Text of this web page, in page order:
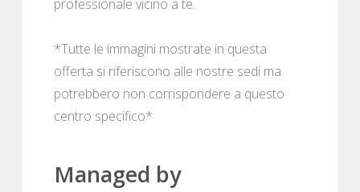
professionale vicino a te.
*Tutte le immagini mostrate in questa
offerta si riferiscono alle nostre sedi ma
potrebbero non corrispondere a questo
centro specifico*
Managed by